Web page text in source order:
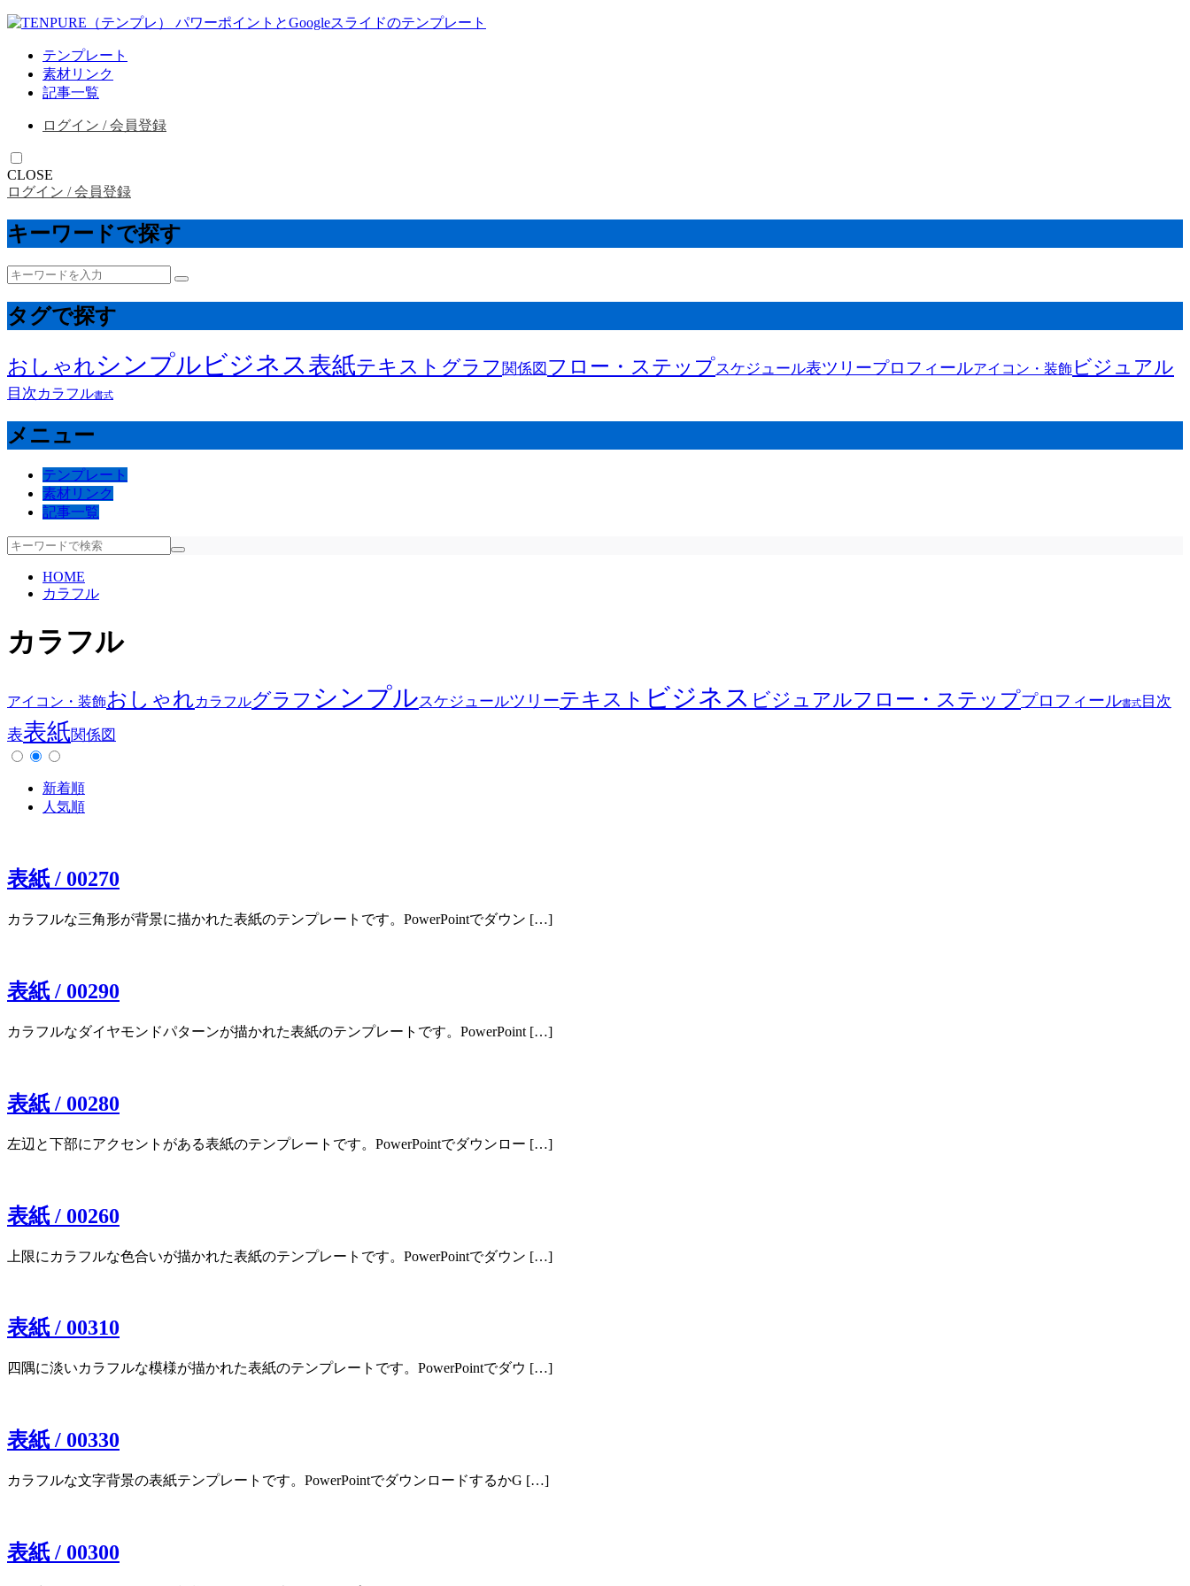
テンプレート
素材リンク
記事一覧
ログイン / 会員登録
CLOSE
ログイン / 会員登録
キーワードで探す
タグで探す
おしゃれシンプルビジネス 表紙テキスト グラフ 関係図 フロー・ステップスケジュール表ツリープロフィールアイコン・装飾 ビジュアル
目次カラフル書式
メニュー
テンプレート
素材リンク
記事一覧
HOME
カラフル
カラフル
アイコン・装飾おしゃれカラフルグラフ シンプルスケジュールツリーテキスト ビジネス ビジュアルフロー・ステッププロフィール書式 目次
表表紙関係図
新着順
人気順
表紙 / 00270
カラフルな三角形が背景に描かれた表紙のテンプレートです。PowerPointでダウン […]
表紙 / 00290
カラフルなダイヤモンドパターンが描かれた表紙のテンプレートです。PowerPoint […]
表紙 / 00280
左辺と下部にアクセントがある表紙のテンプレートです。PowerPointでダウンロー […]
表紙 / 00260
上限にカラフルな色合いが描かれた表紙のテンプレートです。PowerPointでダウン […]
表紙 / 00310
四隅に淡いカラフルな模様が描かれた表紙のテンプレートです。PowerPointでダウ […]
表紙 / 00330
カラフルな文字背景の表紙テンプレートです。PowerPointでダウンロードするかG […]
表紙 / 00300